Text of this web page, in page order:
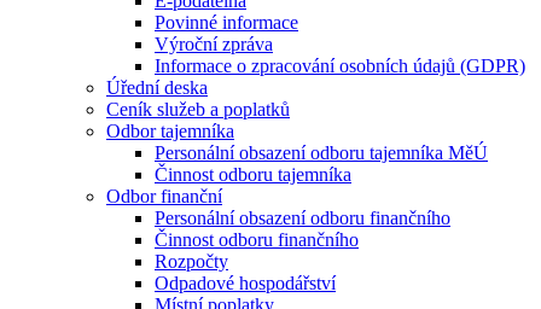
Povinné informace
Výroční zpráva
Informace o zpracování osobních údajů (GDPR)
Úřední deska
Ceník služeb a poplatků
Odbor tajemníka
Personální obsazení odboru tajemníka MěÚ
Činnost odboru tajemníka
Odbor finanční
Personální obsazení odboru finančního
Činnost odboru finančního
Rozpočty
Odpadové hospodářství
Místní poplatky